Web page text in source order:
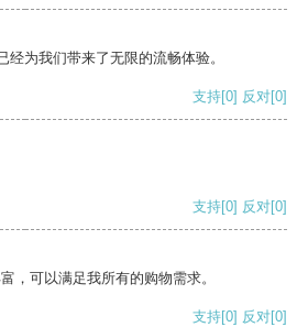
为我们带来了无限的流畅体验。
支持[0] 反对[0]
支持[0] 反对[0]
，可以满足我所有的购物需求。
支持[0] 反对[0]